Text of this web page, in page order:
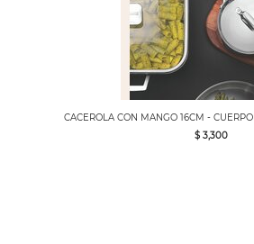
CACEROLA CON MANGO 16CM -
$ 3,300